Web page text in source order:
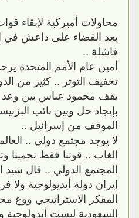
محاولات أميركية لإبقاء
بعد القضاء على داعش في
فاشلة ..
تخفيف التوتر .. كثير من
يقف محمود عباس بين وعد
بإيجاد حل وبين نائب
الموقف من إسرائيل ..
لا يوجد مجتمع دولي ..
الغاب .. قوتنا فقط تحمينا
المجتمع الدولي .. قال سيد
إيران دولة أيديولوجية
المفكر الاستراتيجي ووع
السعودية ليست أيدولوجية